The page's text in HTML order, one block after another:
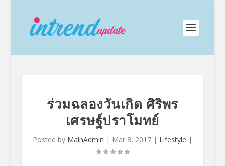
ร่วมฉลองวันเกิด ศิริพร
เศรษฐ์ปราโมทย์
Posted by MainAdmin | Mar 8, 2017| Lifestyle |